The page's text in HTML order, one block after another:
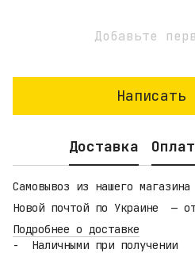
Добавьте
Написать
Доставка
Самовывоз из нашего
Новой почтой по Украине —
Подробнее о доставке
Наличными при получении